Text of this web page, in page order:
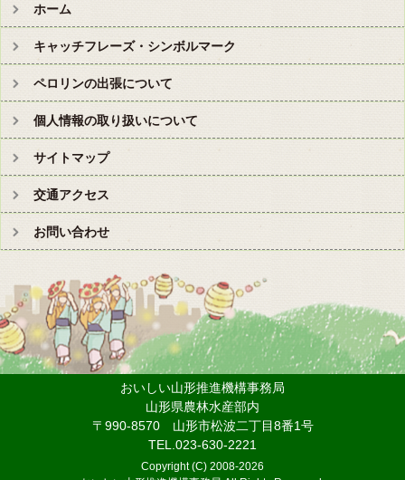
ホーム
キャッチフレーズ・シンボルマーク
ペロリンの出張について
個人情報の取り扱いについて
サイトマップ
交通アクセス
お問い合わせ
おいしい山形推進機構事務局
山形県農林水産部内
〒990-8570 山形市松波二丁目8番1号
TEL.023-630-2221
Copyright (C) 2008-2026